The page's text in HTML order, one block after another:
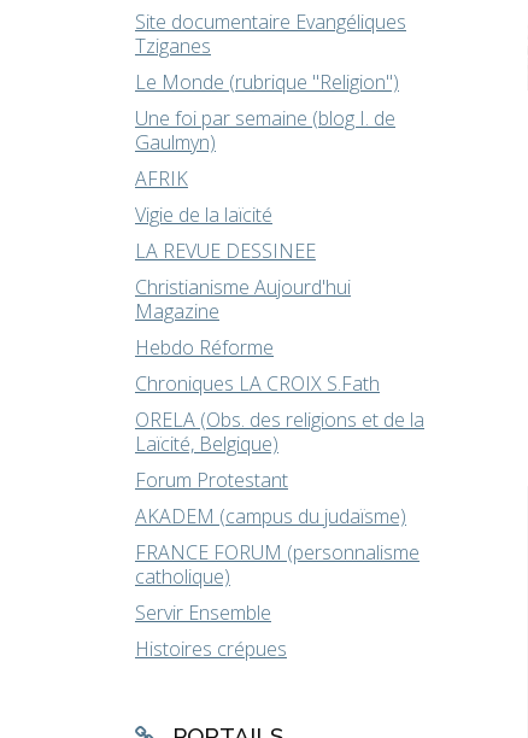
Site documentaire Evangéliques
Tziganes
Le Monde (rubrique "Religion")
Une foi par semaine (blog I. de
Gaulmyn)
AFRIK
Vigie de la laïcité
LA REVUE DESSINEE
Christianisme Aujourd'hui
Magazine
Hebdo Réforme
Chroniques LA CROIX S.Fath
ORELA (Obs. des religions et de la
Laïcité, Belgique)
Forum Protestant
AKADEM (campus du judaïsme)
FRANCE FORUM (personnalisme
catholique)
Servir Ensemble
Histoires crépues